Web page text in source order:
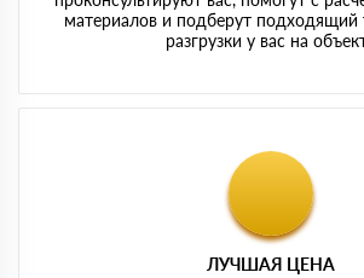
материалов и подберут подходящий
разгрузки у вас на
ЛУЧШАЯ ЦЕНА